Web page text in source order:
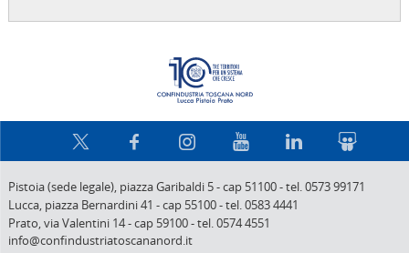
Pistoia (sede legale), piazza Garibaldi 5-cap 51100-tel. 0573 99171
Lucca, piazza Bernardini 41 -cap 55100-tel. 0583 4441
Prato,via Valentini 14-cap 59100-tel. 0574 4551
info@confindustriatoscananord.it